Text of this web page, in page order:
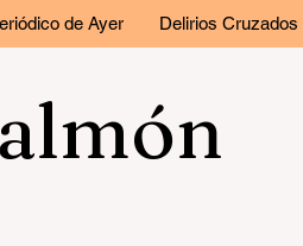
de Ayer Delirios Cruzados